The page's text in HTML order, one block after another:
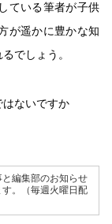
ている筆者が子供
が遥かに豊かな知
でしょう。
ないですか
編集部のお知らせ
。（毎週火曜日配